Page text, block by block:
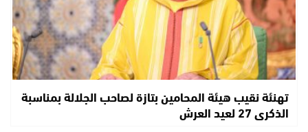
تهنئة نقيب هيئة المحامين بتازة لصاحب الجلالة بمناسبة
الذكرى 27 لعيد العرش